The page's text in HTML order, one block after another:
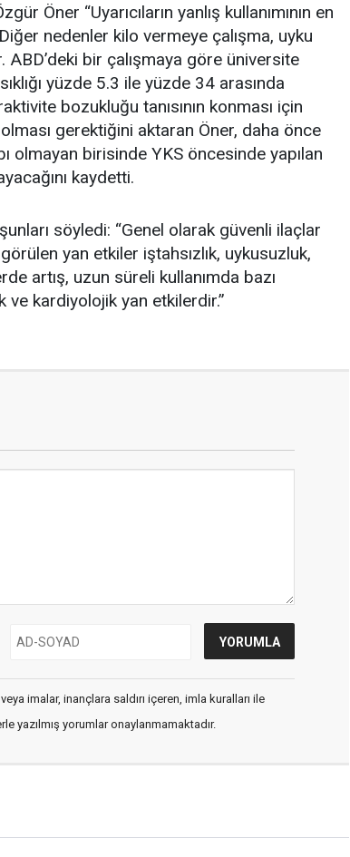
Öner “Uyarıcıların yanlış kullanımının en
nedenler kilo vermeye çalışma, uyku
ABD’deki bir çalışmaya göre üniversite
yüzde 5.3 ile yüzde 34 arasında
bozukluğu tanısının konması için
gerektiğini aktaran Öner, daha önce
olmayan birisinde YKS öncesinde yapılan
kaydetti.
söyledi: “Genel olarak güvenli ilaçlar
yan etkiler iştahsızlık, uykusuzluk,
artış, uzun süreli kullanımda bazı
kardiyolojik yan etkilerdir.”
imalar, inançlara saldırı içeren, imla kuralları ile
yazılmış yorumlar onaylanmamaktadır.